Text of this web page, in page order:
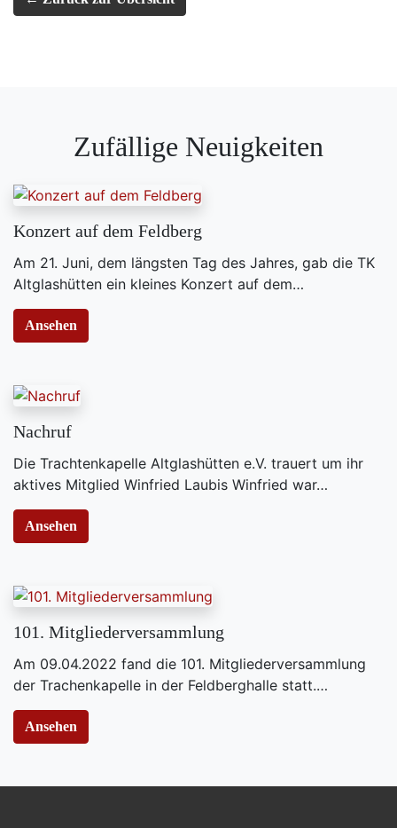
Zufällige Neuigkeiten
Konzert auf dem Feldberg
Am 21. Juni, dem längsten Tag des Jahres, gab die TK
Altglashütten ein kleines Konzert auf dem…
Ansehen
Nachruf
Die Trachtenkapelle Altglashütten e.V. trauert um ihr
aktives Mitglied Winfried Laubis Winfried war…
Ansehen
101. Mitgliederversammlung
​Am 09.04.2022 fand die 101. Mitgliederversammlung
der Trachenkapelle in der Feldberghalle statt.…
Ansehen